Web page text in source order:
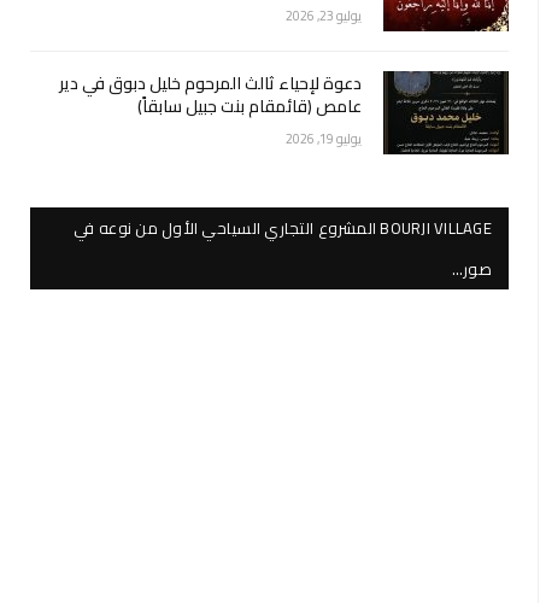
يوليو 23, 2026
دعوة لإحياء ثالث المرحوم خليل دبوق في دير
عامص (قائمقام بنت جبيل سابقاً)
يوليو 19, 2026
BOURJI VILLAGE المشروع التجاري السياحي الأول من نوعه في
صور…